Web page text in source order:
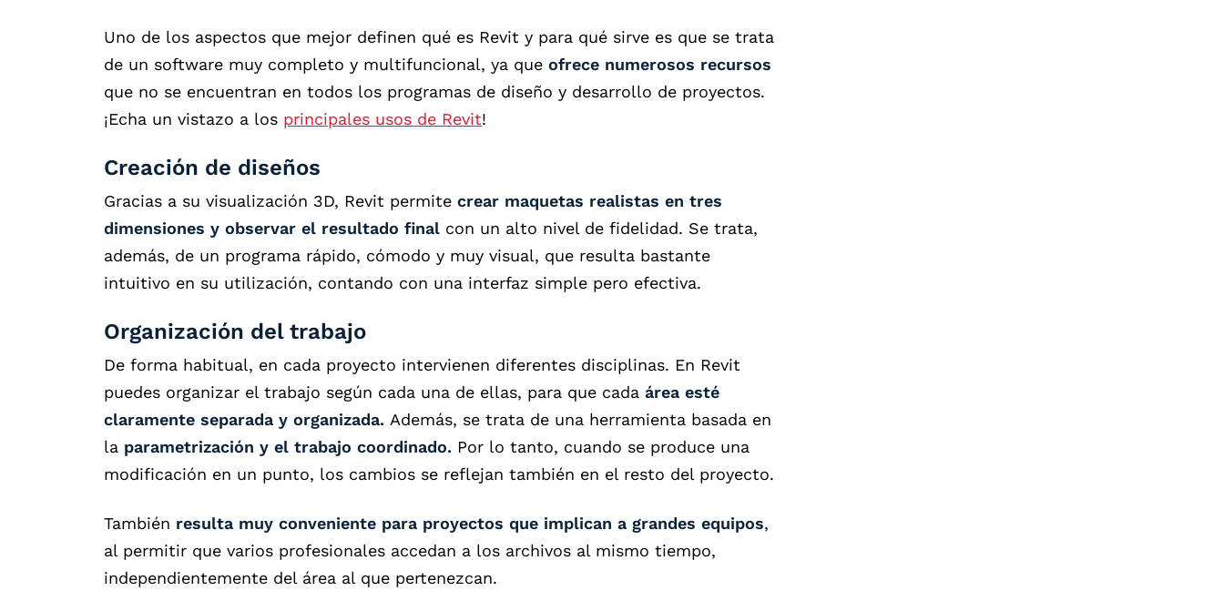
Uno de los aspectos que mejor definen qué es Revit y para qué sirve es que se trata
de un software muy completo y multifuncional, ya que ofrece numerosos recursos
que no se encuentran en todos los programas de diseño y desarrollo de proyectos.
¡Echa un vistazo a los principales usos de Revit!
Creación de diseños
Gracias a su visualización 3D, Revit permite crear maquetas realistas en tres
dimensiones y observar el resultado final con un alto nivel de fidelidad. Se trata,
además, de un programa rápido, cómodo y muy visual, que resulta bastante
intuitivo en su utilización, contando con una interfaz simple pero efectiva.
Organización del trabajo
De forma habitual, en cada proyecto intervienen diferentes disciplinas. En Revit
puedes organizar el trabajo según cada una de ellas, para que cada área esté
claramente separada y organizada. Además, se trata de una herramienta basada en
la parametrización y el trabajo coordinado. Por lo tanto, cuando se produce una
modificación en un punto, los cambios se reflejan también en el resto del proyecto.
También resulta muy conveniente para proyectos que implican a grandes equipos,
al permitir que varios profesionales accedan a los archivos al mismo tiempo,
independientemente del área al que pertenezcan.